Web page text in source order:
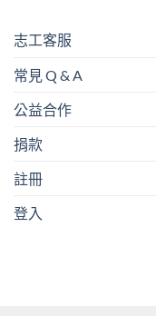
志工客服
常見 Q & A
公益合作
捐款
註冊
登入